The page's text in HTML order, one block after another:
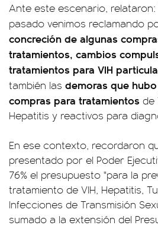
Ante este escenario, relataron:
pasado venimos reclamando
concreción de algunas
tratamientos, cambios
tratamientos para VIH
también las demoras que
compras para tratamientos de
Hepatitis y reactivos para
En ese contexto, recordaron
presentado por el Poder
76% el presupuesto "para la
tratamiento de VIH, Hepatitis,
Infecciones de Transmisión
sumado a la extensión del